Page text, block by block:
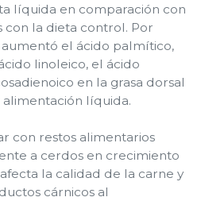
líquida en comparación con
con la dieta control. Por
el ácido palmítico,
linoleico, el ácido
en la grasa dorsal
líquida.
con restos alimentarios
a cerdos en crecimiento
la calidad de la carne y
cárnicos al